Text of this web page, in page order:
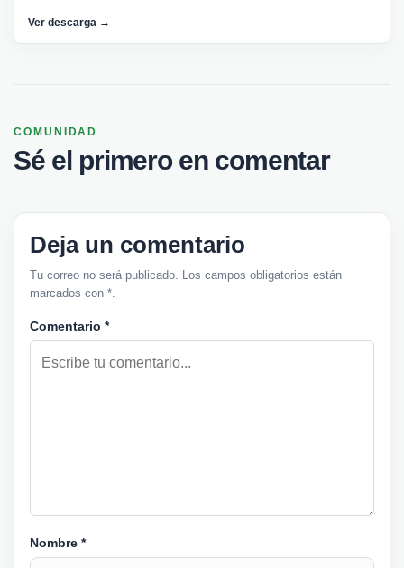
Ver descarga →
COMUNIDAD
Sé el primero en comentar
Deja un comentario
Tu correo no será publicado. Los campos obligatorios están
marcados con *.
Comentario *
Nombre *